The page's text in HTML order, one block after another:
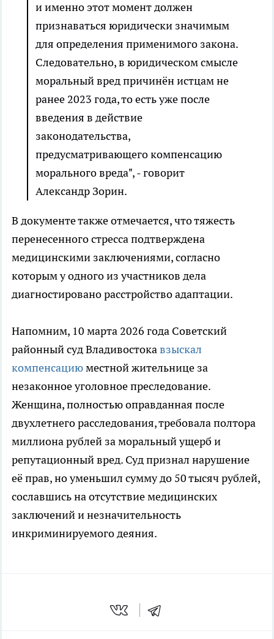
и именно этот момент должен
признаваться юридически значимым
для определения применимого закона.
Следовательно, в юридическом смысле
моральный вред причинён истцам не
ранее 2023 года, то есть уже после
введения в действие
законодательства,
предусматривающего компенсацию
морального вреда", - говорит
Александр Зорин.
В документе также отмечается, что тяжесть
перенесенного стресса подтверждена
медицинскими заключениями, согласно
которым у одного из участников дела
диагностировано расстройство адаптации.
Напомним, 10 марта 2026 года Советский
районный суд Владивостокавзыскал
компенсациюместной жительнице за
незаконное уголовное преследование.
Женщина, полностью оправданная после
двухлетнего расследования, требовала полтора
миллиона рублей за моральный ущерб и
репутационный вред. Суд признал нарушение
её прав, но уменьшил сумму до 50 тысяч рублей,
сославшись на отсутствие медицинских
заключений и незначительность
инкриминируемого деяния.